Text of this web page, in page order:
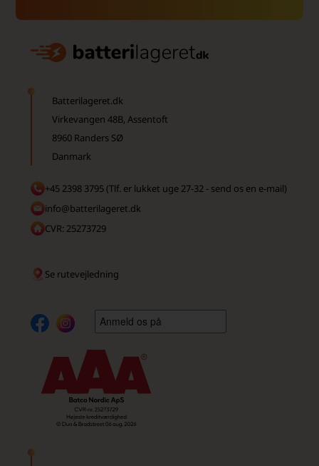
Batterilageret.dk
Virkevangen 48B, Assentoft
8960 Randers SØ
Danmark
+45 2398 3795 (Tlf. er lukket uge 27-32 - send os en e-mail)
info@batterilageret.dk
CVR: 25273729
Se rutevejledning